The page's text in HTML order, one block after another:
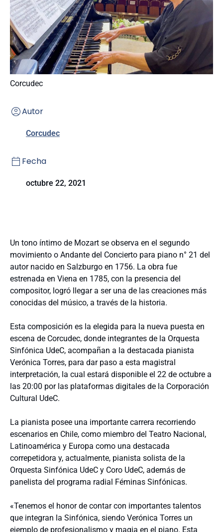
Corcudec
Autor
Corcudec
Fecha
octubre 22, 2021
Un tono íntimo de Mozart se observa en el segundo
movimiento o Andante del Concierto para piano n° 21 del
autor nacido en Salzburgo en 1756. La obra fue
estrenada en Viena en 1785, con la presencia del
compositor, logró llegar a ser una de las creaciones más
conocidas del músico, a través de la historia.
Esta composición es la elegida para la nueva puesta en
escena de Corcudec, donde integrantes de la Orquesta
Sinfónica UdeC, acompañan a la destacada pianista
Verónica Torres, para dar paso a esta magistral
interpretación, la cual estará disponible el 22 de octubre a
las 20:00 por las plataformas digitales de la Corporación
Cultural UdeC.
La pianista posee una importante carrera recorriendo
escenarios en Chile, como miembro del Teatro Nacional,
Latinoamérica y Europa como una destacada
correpetidora y, actualmente, pianista solista de la
Orquesta Sinfónica UdeC y Coro UdeC, además de
panelista del programa radial Féminas Sinfónicas.
«Tenemos el honor de contar con importantes talentos
que integran la Sinfónica, siendo Verónica Torres un
ejemplo de profesionalismo y magia en el piano. Esta